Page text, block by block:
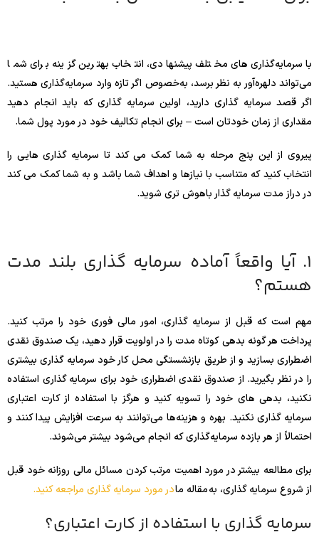
با سرمایه‌گذاری‌های مختلف پیشنهادی، انتخاب بهترین گزینه برای شما
می‌تواند دلهره‌آور به نظر برسد، به‌خصوص اگر تازه وارد سرمایه‌گذاری هستید.
اگر قصد سرمایه گذاری دارید، اولین سرمایه گذاری که باید انجام دهید
مقداری از زمان خودتان است – برای انجام تکالیف خود در مورد پول شما.
پیروی از این پنج مرحله به شما کمک می کند تا سرمایه گذاری هایی را
انتخاب کنید که متناسب با نیازها و اهداف شما باشد و به شما کمک می کند
در دراز مدت سرمایه گذار باهوش تری شوید.
1. آیا واقعاً آماده سرمایه گذاری بلند مدت
هستم؟
مهم است که قبل از سرمایه گذاری، امور مالی فوری خود را مرتب کنید.
پرداخت هر گونه بدهی کوتاه مدت را در اولویت قرار دهید، یک صندوق نقدی
اضطراری بسازید و از طریق بازنشستگی محل کار خود سرمایه گذاری بیشتری
را در نظر بگیرید. از صندوق نقدی اضطراری خود برای سرمایه گذاری استفاده
نکنید، بدهی های خود را تسویه کنید و هرگز با استفاده از کارت اعتباری
سرمایه گذاری نکنید. بهره و هزینه‌ها می‌توانند به سرعت افزایش پیدا کنند و
احتمالاً از هر بازده سرمایه‌گذاری که انجام می‌شود بیشتر می‌شوند.
برای مطالعه بیشتر در مورد اهمیت مرتب کردن مسائل مالی روزانه خود قبل
از شروع سرمایه گذاری، به مقاله مادر مورد سرمایه گذاری مراجعه کنید.
سرمایه گذاری با استفاده از کارت اعتباری؟